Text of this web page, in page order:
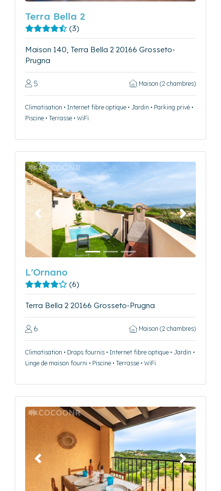
Terra Bella 2
(3)
Maison 140, Terra Bella 2 20166 Grosseto-
Prugna
5 Maison (2 chambres)
Climatisation • Internet fibre optique • Jardin • Parking privé •
Piscine • Terrasse • WiFi
Précédent Suivant
L'Ornano
(6)
Terra Bella 2 20166 Grosseto-Prugna
6 Maison (2 chambres)
Climatisation • Draps fournis • Internet fibre optique • Jardin •
Linge de maison fourni • Piscine • Terrasse • WiFi
Précédent Suivant